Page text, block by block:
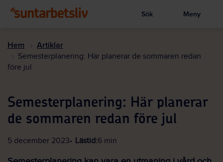
huvudinnehållet
Visa sökruta
Sök Meny
Hem Artiklar
Semesterplanering: Här planerar de sommaren redan
före jul
Semesterplanering: Här planerar
de sommaren redan före jul
5 december 2023 Lästid:6 min